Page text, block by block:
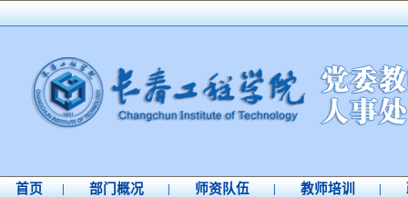
首页 部门概况 师资队伍 教师培训